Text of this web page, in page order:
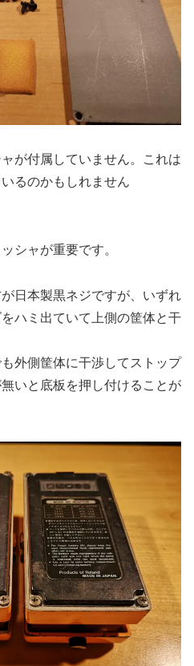
が付属していません。これは
るのかもしれません
シャが重要です。
日本製黒ネジですが、いずれ
ハミ出ていて上側の筐体と干
外側筐体に干渉してストップ
いと底板を押し付けることが